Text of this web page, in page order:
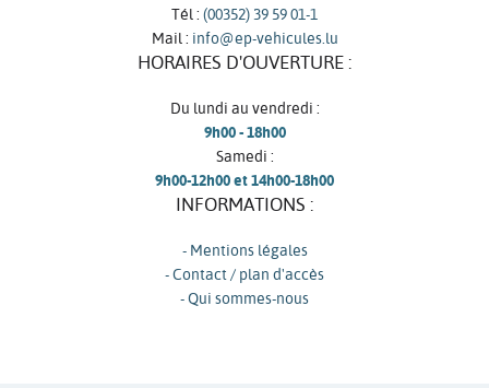
Tél : (00352) 39 59 01-1
Mail : info@ep-vehicules.lu
HORAIRES D'OUVERTURE :
Du lundi au vendredi :
9h00 - 18h00
Samedi :
9h00-12h00 et 14h00-18h00
INFORMATIONS :
- Mentions légales
- Contact / plan d'accès
- Qui sommes-nous